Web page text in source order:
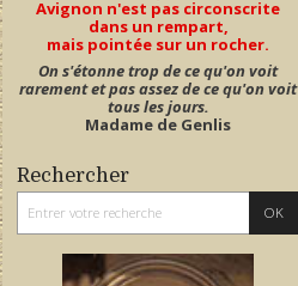
Avignon n'est pas circonscrite
dans un rempart,
mais pointée sur un rocher.
On s'étonne trop de ce qu'on voit
rarement et pas assez de ce qu'on voit
tous les jours.
Madame de Genlis
Rechercher